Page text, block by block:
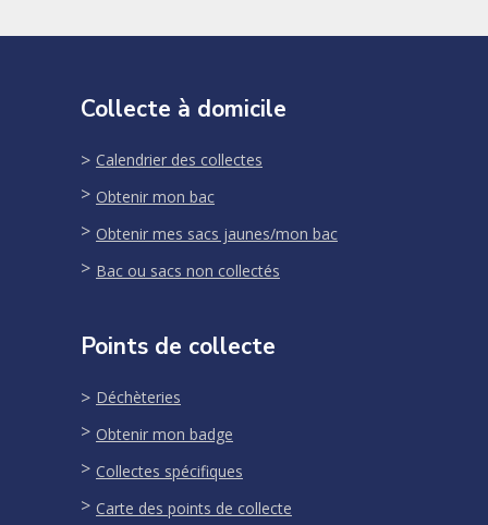
Collecte à domicile
Calendrier des collectes
Obtenir mon bac
Obtenir mes sacs jaunes/mon bac
Bac ou sacs non collectés
Points de collecte
Déchèteries
Obtenir mon badge
Collectes spécifiques
Carte des points de collecte